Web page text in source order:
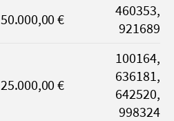
50.000,00 €
460353,
921689
25.000,00 €
100164,
636181,
642520,
998324